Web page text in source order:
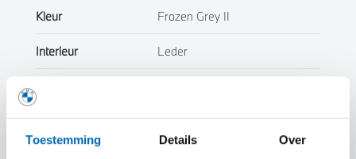
Toestemming Details Over
Kleur Frozen Grey II
Interieur Leder
Toon alle eigenschappen